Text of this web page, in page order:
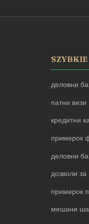
деловни
патни визи
кредитни
примерок
деловни
дозволи за
примерок
мешани